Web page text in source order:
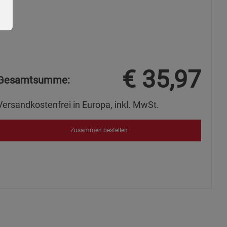
€ 35,97
in Europa, inkl. MwSt.
Zusammen bestellen
Gruppe